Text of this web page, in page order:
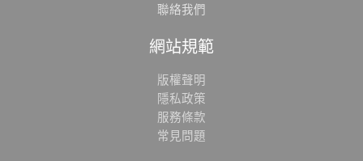
聯絡我們
網站規範
版權聲明
隱私政策
服務條款
常見問題